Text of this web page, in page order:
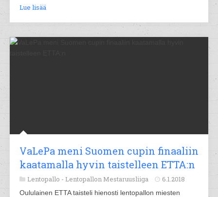
Lue lisää
VaLePa meni Suomen cupin finaaliin
kaatamalla hyvin taistelleen ETTA:n
Lentopallo - Lentopallon Mestaruusliiga 6.1.2018
Oululainen ETTA taisteli hienosti lentopallon miesten